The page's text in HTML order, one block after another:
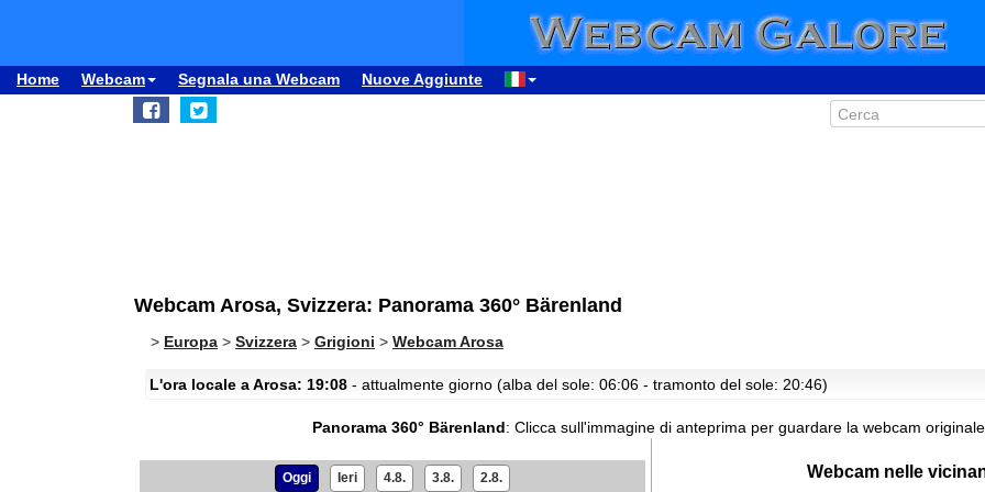
Home Webcam Segnala una Webcam Nuove Aggiunte
Webcam Arosa, Svizzera: Panorama 360° Bärenland
> Europa > Svizzera > Grigioni > Webcam Arosa
L'ora locale a Arosa: 19:08 - attualmente giorno (alba del sole: 06:06 - tramonto del sole: 20:46)
Panorama 360° Bärenland: Clicca sull'immagine di anteprima per guardare la webcam originale.
Oggi Ieri 4.8. 3.8. 2.8.
06:02
10:02
11:02
Webcam nelle